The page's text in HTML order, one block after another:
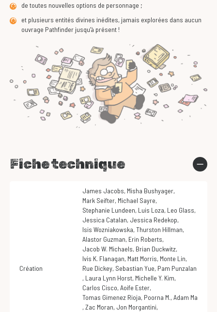
de toutes nouvelles options de personnage ;
et plusieurs entités divines inédites, jamais explorées dans aucun
ouvrage Pathfinder jusqu’à présent !
Fiche technique
Création
James Jacobs, Misha Bushyager,
Mark Seifter, Michael Sayre,
Stephanie Lundeen, Luis Loza, Leo Glass,
Jessica Catalan, Jessica Redekop,
Isis Wozniakowska, Thurston Hillman,
Alastor Guzman, Erin Roberts,
Jacob W. Michaels, Brian Duckwitz,
Ivis K. Flanagan, Matt Morris, Monte Lin,
Rue Dickey, Sebastian Yue,
Pam Punzalan
,
Laura Lynn Horst, Michelle Y. Kim,
Carlos Cisco, Aoife Ester,
Tomas Gimenez Rioja, Poorna M.,
Adam Ma
,
Zac Moran, Jon Morgantini,